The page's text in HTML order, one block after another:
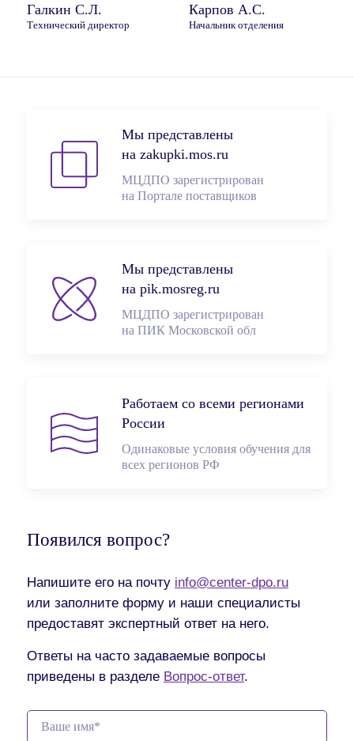
Галкин С.Л.
Технический директор
Карпов А.С.
Начальник отделения
Мы представлены
на zakupki.mos.ru
МЦДПО зарегистрирован
на Портале поставщиков
Мы представлены
на pik.mosreg.ru
МЦДПО зарегистрирован
на ПИК Московской обл
Работаем со всеми регионами
России
Одинаковые условия обучения для
всех регионов РФ
Появился вопрос?
Напишите его на почту info@center-dpo.ru
или заполните форму и наши специалисты
предоставят экспертный ответ на него.
Ответы на часто задаваемые вопросы
приведены в разделе Вопрос-ответ.